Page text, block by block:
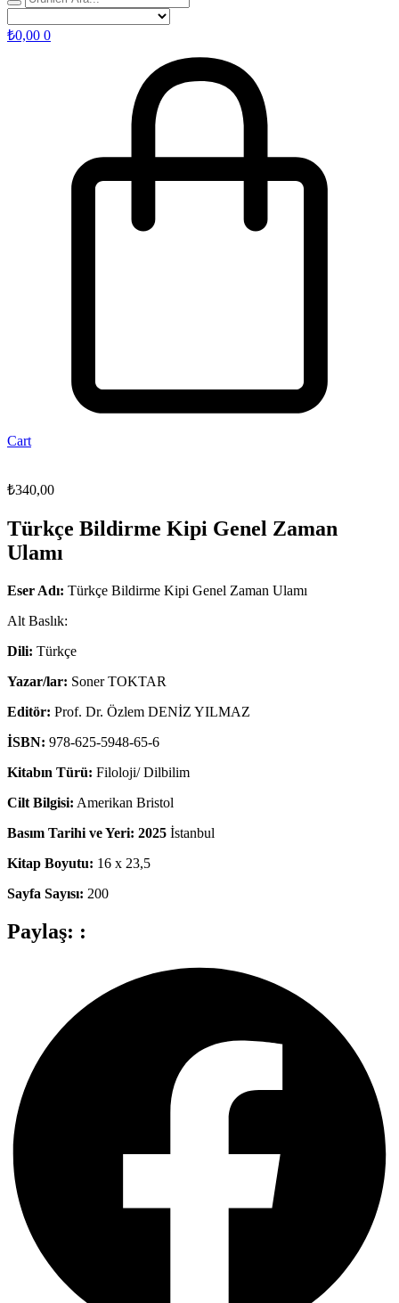
₺0,00 0
Cart
₺340,00
Türkçe Bildirme Kipi Genel Zaman
Ulamı
Eser Adı: Türkçe Bildirme Kipi Genel Zaman Ulamı
Alt Baslık:
Dili: Türkçe
Yazar/lar: Soner TOKTAR
Editör: Prof. Dr. Özlem DENİZ YILMAZ
İSBN: 978-625-5948-65-6
Kitabın Türü: Filoloji/ Dilbilim
Cilt Bilgisi: Amerikan Bristol
Basım Tarihi ve Yeri: 2025 İstanbul
Kitap Boyutu: 16 x 23,5
Sayfa Sayısı: 200
Paylaş: :